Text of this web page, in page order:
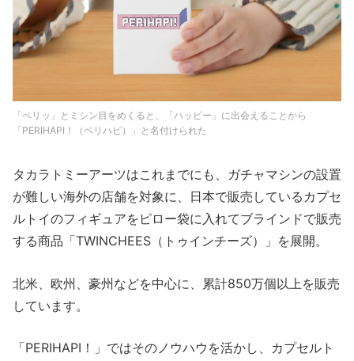
「ペリッ」とミシン目をめくると、「ハッピー」に出会えることから
「PERIHAPI！（ペリハピ）」と名付けられた
タカラトミーアーツはこれまでにも、ガチャマシンの設置
が難しい海外の店舗を対象に、日本で販売しているカプセ
ルトイのフィギュアをピロー袋に入れてブラインドで販売
する商品「TWINCHEES（トゥインチーズ）」を展開。
北米、欧州、豪州などを中心に、累計850万個以上を販売
しています。
「PERIHAPI！」ではそのノウハウを活かし、カプセルト